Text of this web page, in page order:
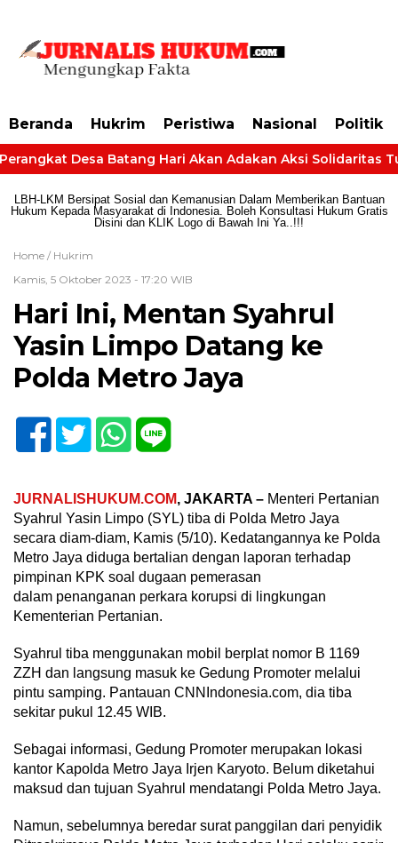
Beranda Hukrim Peristiwa Nasional Politik
Desa Batang Hari Akan Adakan Aksi Solidaritas
LBH-LKM Bersipat Sosial dan Kemanusian Dalam Memberikan Bantuan
Hukum Kepada Masyarakat di Indonesia. Boleh Konsultasi Hukum Gratis
Disini dan KLIK Logo di Bawah Ini Ya..!!!
Home / Hukrim
Kamis, 5 Oktober 2023 - 17:20 WIB
Hari Ini, Mentan Syahrul
Yasin Limpo Datang ke
Polda Metro Jaya
JURNALISHUKUM.COM, JAKARTA – Menteri Pertanian
Syahrul Yasin Limpo (SYL) tiba di Polda Metro Jaya
secara diam-diam, Kamis (5/10). Kedatangannya ke Polda
Metro Jaya diduga bertalian dengan laporan terhadap
pimpinan KPK soal dugaan pemerasan
dalam penanganan perkara korupsi di lingkungan
Kementerian Pertanian.
Syahrul tiba menggunakan mobil berplat nomor B 1169
ZZH dan langsung masuk ke Gedung Promoter melalui
pintu samping. Pantauan CNNIndonesia.com, dia tiba
sekitar pukul 12.45 WIB.
Sebagai informasi, Gedung Promoter merupakan lokasi
kantor Kapolda Metro Jaya Irjen Karyoto. Belum diketahui
maksud dan tujuan Syahrul mendatangi Polda Metro Jaya.
Namun, sebelumnya beredar surat panggilan dari penyidik